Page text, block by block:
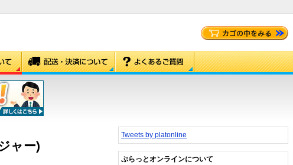
ャー)
Tweets by platonline
ぷらっとオンラインについて